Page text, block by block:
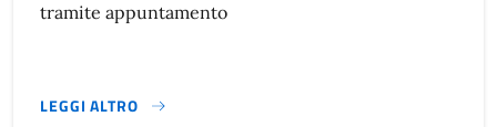
tramite appuntamento
LEGGI ALTRO
}